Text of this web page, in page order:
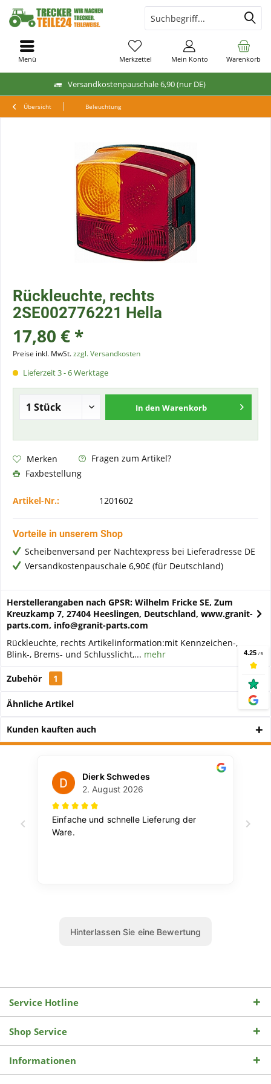
Versandkostenpauschale 6,90 (nur DE)
Warenkorb
Merkzettel Mein Konto
Menü
Übersicht Beleuchtung
Rückleuchte, rechts
2SE002776221 Hella
17,80 € *
Preise inkl. MwSt.zzgl. Versandkosten
Lieferzeit 3 - 6 Werktage
In den Warenkorb
Merken
Fragen zum Artikel?
Faxbestellung
Artikel-Nr.: 1201602
Vorteile in unserem Shop
Scheibenversand per Nachtexpress bei Lieferadresse DE
Versandkostenpauschale 6,90€ (für Deutschland)
Herstellerangaben nach GPSR: Wilhelm Fricke SE, Zum
Kreuzkamp 7, 27404 Heeslingen, Deutschland, www.granit-
parts.com, info@granit-parts.com
Rückleuchte, rechts Artikelinformation:mit Kennzeichen-,
Blink-, Brems- und Schlusslicht,... mehr
Zubehör 1
Ähnliche Artikel
Kunden kauften auch
Service Hotline
Shop Service
Informationen